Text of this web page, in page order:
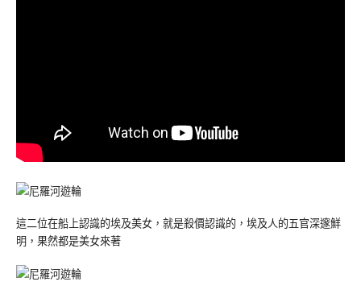
這二位在船上認識的埃及美女，就是殺價認識的，埃及人的五官深邃鮮
明，果然都是美女來著